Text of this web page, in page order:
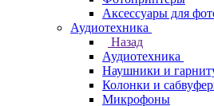
Аксессуары для
Аудиотехника
Назад
Аудиотехника
Наушники и
Колонки и
Микрофоны